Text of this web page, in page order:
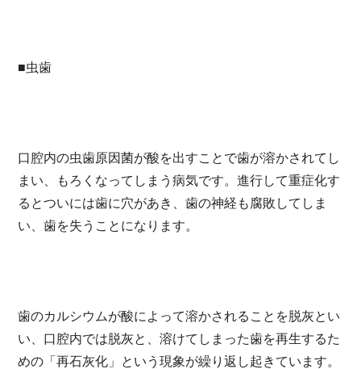
■虫歯
口腔内の虫歯原因菌が酸を出すことで歯が溶かされてし
まい、もろくなってしまう病気です。進行して重症化す
るとついには歯に穴があき、歯の神経も腐敗してしま
い、歯を失うことになります。
歯のカルシウムが酸によって溶かされることを脱灰とい
い、口腔内では脱灰と、溶けてしまった歯を再生するた
めの「再石灰化」という現象が繰り返し起きています。